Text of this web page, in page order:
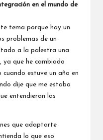
en el mundo de
tema porque hay un
problemas de un
a la palestra una
ya que he cambiado
cuando estuve un año en
dije que me estaba
entendieran las
que adaptarte
lo que eso